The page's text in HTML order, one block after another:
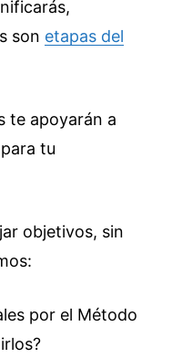
son etapas del
te apoyarán a
tu
objetivos, sin
por el Método